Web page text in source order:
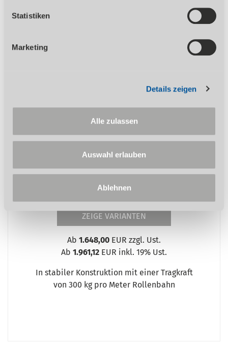
Datenschutzerklärung
Statistiken
Marketing
Details zeigen
Alle zulassen
Auswahl erlauben
Ablehnen
MRB Standard
ZEIGE VARIANTEN
Ab 1.648,00 EUR zzgl. Ust.
Ab 1.961,12 EUR inkl. 19% Ust.
In stabiler Konstruktion mit einer Tragkraft
von 300 kg pro Meter Rollenbahn